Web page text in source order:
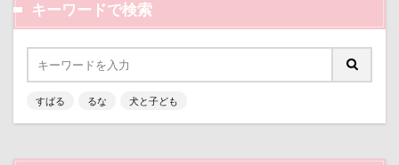
キーワードで検索
すばる るな 犬と子ども